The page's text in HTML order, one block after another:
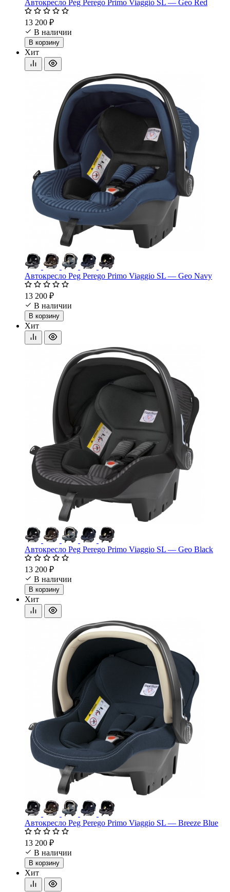
Автокресло Peg Perego Primo Viaggio SL — Geo Red
13 200 ₽
В наличии
В корзину
Хит
Автокресло Peg Perego Primo Viaggio SL — Geo Navy
13 200 ₽
В наличии
В корзину
Хит
Автокресло Peg Perego Primo Viaggio SL — Geo Black
13 200 ₽
В наличии
В корзину
Хит
Автокресло Peg Perego Primo Viaggio SL — Breeze Blue
13 200 ₽
В наличии
В корзину
Хит